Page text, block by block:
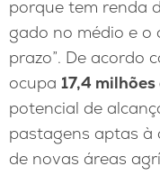
porque tem renda
gado no médio e o
prazo”. De acordo
ocupa 17,4
potencial de
pastagens aptas à
de novas áreas